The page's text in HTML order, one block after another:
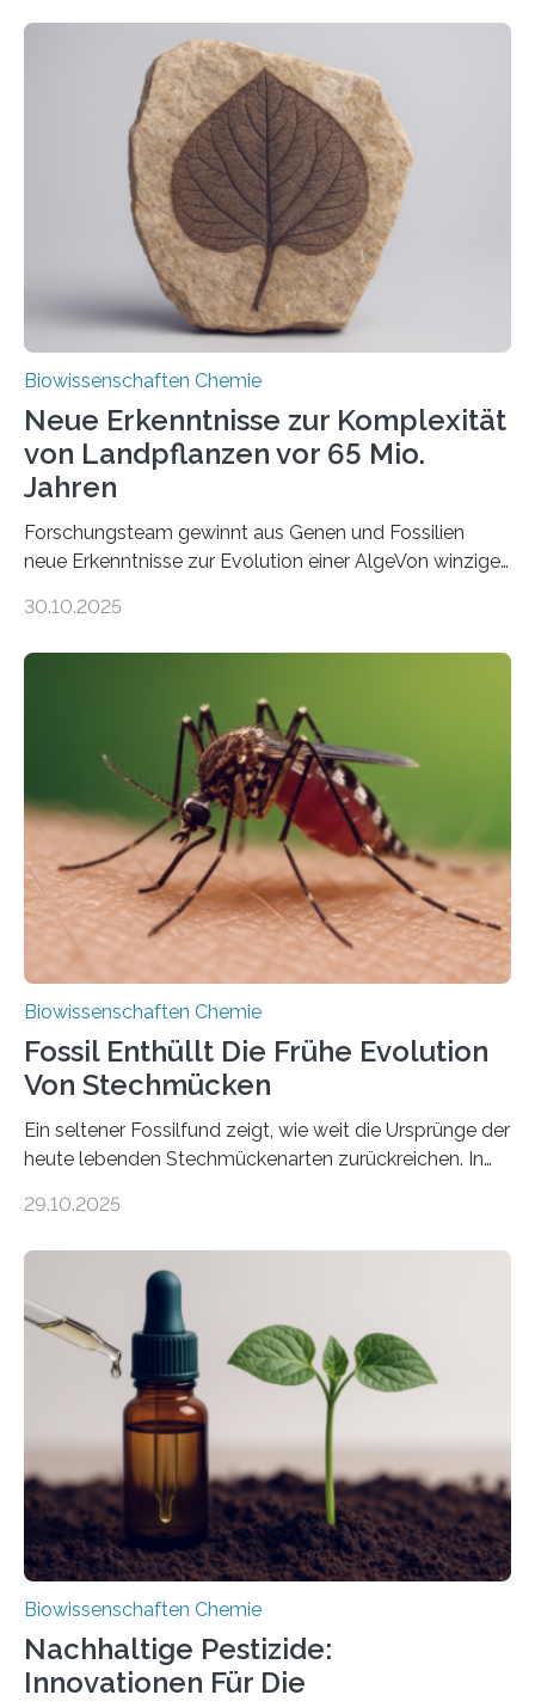
der Ruhr-Universität Bochum um Prof. Dr. Ralf Erdmann
und Dr. Ismaila Francis Yusuf hat nun einen bislang
unbekannten Qualitätskontrollmechanismus des
peroxisomalen Proteintransports in der Bäckerhefe
Saccharomyces cerevisiae entdeckt, der für die
Funktionsfähigkeit der Organellen entscheidend ist. Die
Studie wurde am 28. Oktober 2025 in der
Fachzeitschrift…
Biowissenschaften Chemie
Neue Erkenntnisse zur Komplexität
von Landpflanzen vor 65 Mio.
Jahren
Forschungsteam gewinnt aus Genen und Fossilien
neue Erkenntnisse zur Evolution einer AlgeVon winzigen
Landpflanzen zählen zu den komplexesten
Grünalgen, die vor Hunderten von Millionen Jahren
lebten. Unter den Vorfahren sticht eine Gruppe heraus,
die noch heute in der Natur vorkommt: die
Süßwasseralge Coleochaetophyceae. Einige Arten
dieser Gruppe bilden aus Zellfäden dichte Geflechte
mit scheibenförmiger Gestalt. Was auffällig ist: Die
nächsten…
30.10.2025
Biowissenschaften Chemie
Fossil Enthüllt Die Frühe Evolution
Von Stechmücken
Ein seltener Fossilfund zeigt, wie weit die Ursprünge der
heute lebenden Stechmückenarten zurückreichen. In
Forschende die bisher älteste bekannte Stechmücken-
Region Kachin in Myanmar und hat sich in
ausgezeichnetem Zustand erhalten. Es konnte als neue
Art einer neuen Gattung beschrieben werden und trägt
nun den Namen Cretosabethes primaevus. Dieser erste
fossile Nachweis einer Stechmückenlarve in Bernstein
stellt gleichzeitig den ersten Fossilfund einer
Mückenlarve aus dem Mesozoikum dar, denn…
29.10.2025
Biowissenschaften Chemie
Nachhaltige Pestizide:
Innovationen Für Die